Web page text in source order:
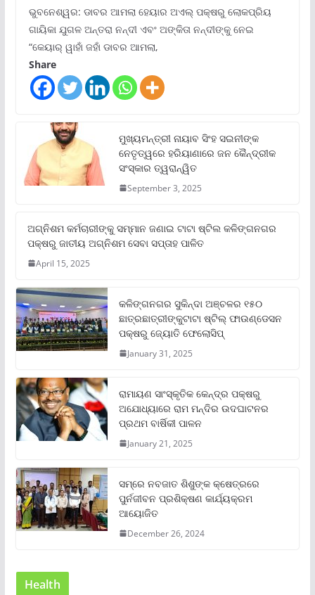
ଭୁବନେଶ୍ୱର: ଡାବର ଆମଲା ହେୟାର ଅଏଲ୍ ପକ୍ଷରୁ ଲୋକପ୍ରିୟ
ଗାୟିକା ଯୁଗଳ ଅନ୍ତରା ନନ୍ଦୀ ଏବଂ ଅଙ୍କିତା ନନ୍ଦୀଙ୍କୁ ନେଇ
“କେୟାର୍ ୱାହାଁ ଜହାଁ ଡାବର ଆମଲା,
Share
ମୁଖ୍ୟମନ୍ତ୍ରୀ ନାୟାବ ସିଂହ ସଇନୀଙ୍କ
ନେତୃତ୍ୱରେ ହରିୟାଣାରେ ଜନ କୈନ୍ଦ୍ରୀକ
ସଂସ୍କାର ତ୍ୱରାନ୍ୱିତ
September 3, 2025
ଅଗ୍ନିଶମ କର୍ମଚାରୀଙ୍କୁ ସମ୍ମାନ ଜଣାଇ ଟାଟା ଷ୍ଟିଲ କଳିଙ୍ଗନଗର
ପକ୍ଷରୁ ଜାତୀୟ ଅଗ୍ନିଶମ ସେବା ସପ୍ତାହ ପାଳିତ
April 15, 2025
କଳିଙ୍ଗନଗର ସୁକିନ୍ଦା ଅଞ୍ଚଳର ୧୫୦
ଛାତ୍ରଛାତ୍ରୀଙ୍କୁଟାଟା ଷ୍ଟିଲ୍ ଫାଉଣ୍ଡେସନ
ପକ୍ଷରୁ ଜ୍ୟୋତି ଫେଲୋସିପ୍‌
January 31, 2025
ରାମାୟଣ ସାଂସ୍କୃତିକ କେନ୍ଦ୍ର ପକ୍ଷରୁ
ଅଯୋଧ୍ୟାରେ ରାମ ମନ୍ଦିର ଉଦଘାଟନର
ପ୍ରଥମ ବାର୍ଷିକୀ ପାଳନ
January 21, 2025
ସମ୍‌ରେ ନବଜାତ ଶିଶୁଙ୍କ କ୍ଷେତ୍ରରେ
ପୁର୍ନଜୀବନ ପ୍ରଶିକ୍ଷଣ କାର୍ଯ୍ୟକ୍ରମ
ଆୟୋଜିତ
December 26, 2024
Health